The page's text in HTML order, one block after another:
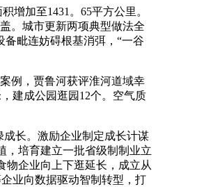
加至1431。65平方公里。
。城市更新两项典型做法全
毗连妨碍根基消弭，“一谷
例，贾鲁河获评淮河道域幸
建成公园逛园12个。空气质
长。激励企业制定成长计谋
，培育建立一批省级制制业立
物企业向上下逛延长，成立从
业向数据驱动智制转型，打